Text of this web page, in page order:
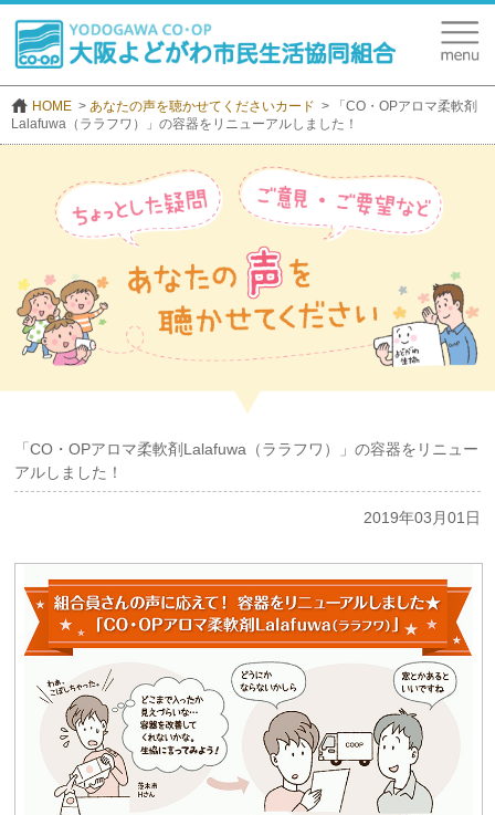
HOME あなたの声を聴かせてくださいカード
「CO・OPアロマ柔軟剤
Lalafuwa（ララフワ）」の容器をリニューアルしました！
「CO・OPアロマ柔軟剤Lalafuwa（ララフワ）」の容器をリニュー
アルしました！
2019年03月01日